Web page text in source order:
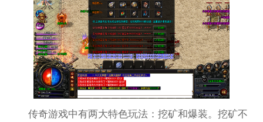
传奇游戏中有两大特色玩法：挖矿和爆装。挖矿不